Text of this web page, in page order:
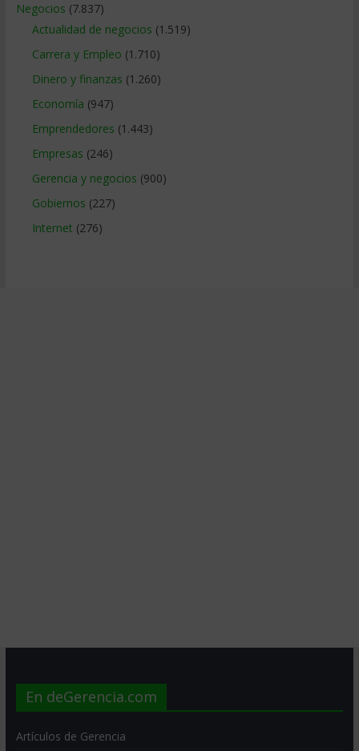
Negocios (7.837)
Actualidad de negocios (1.519)
Carrera y Empleo (1.710)
Dinero y finanzas (1.260)
Economía (947)
Emprendedores (1.443)
Empresas (246)
Gerencia y negocios (900)
Gobiernos (227)
Internet (276)
En deGerencia.com
Artículos de Gerencia